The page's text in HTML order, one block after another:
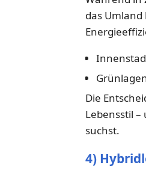
das
Die
Lebensstil
suchst.
4)